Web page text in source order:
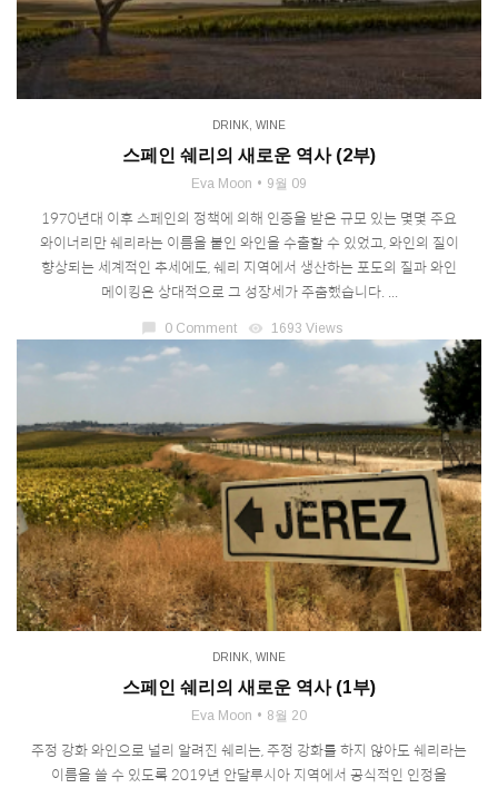
DRINK, WINE
스페인 쉐리의 새로운 역사 (2부)
Eva Moon 9월 09
1970년대 이후 스페인의 정책에 의해 인증을 받은 규모 있는 몇몇 주요
와이너리만 쉐리라는 이름을 붙인 와인을 수출할 수 있었고, 와인의 질이
향상되는 세계적인 추세에도, 쉐리 지역에서 생산하는 포도의 질과 와인
메이킹은 상대적으로 그 성장세가 주춤했습니다. ...
chat_bubble 0 Comment visibility 1693 Views
DRINK WINE
스페인 쉐리의 새로운 역사 (1부)
Eva Moon 8월 20
주정 강화 와인으로 널리 알려진 쉐리는, 주정 강화를 하지 않아도 쉐리라는
이름을 쓸 수 있도록 2019년 안달루시아 지역에서 공식적인 인정을